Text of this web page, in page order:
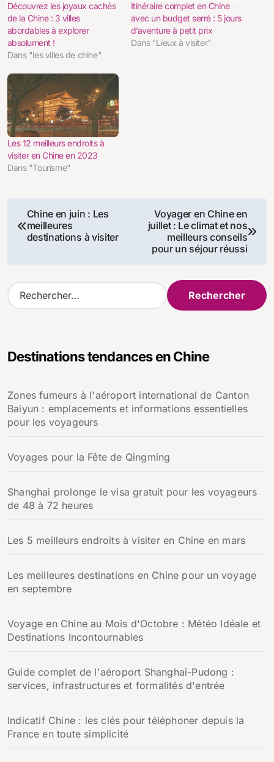
Découvrez les joyaux cachés
de la Chine : 3 villes
abordables à explorer
absolument !
Dans "les villes de chine"
Itinéraire complet en Chine
avec un budget serré : 5 jours
d’aventure à petit prix
Dans "Lieux à visiter"
Les 12 meilleurs endroits à
visiter en Chine en 2023
Dans "Tourisme"
Navigation
de
Chine en juin : Les
meilleures
destinations à visiter
Voyager en Chine en
juillet : Le climat et nos
meilleurs conseils
pour un séjour réussi
R
e
r
e
r
Destinations tendances en Chine
Zones fumeurs à l'aéroport international de Canton
Baiyun : emplacements et informations essentielles
pour les voyageurs
Voyages pour la Fête de Qingming
Shanghai prolonge le visa gratuit pour les voyageurs
de 48 à 72 heures
Les 5 meilleurs endroits à visiter en Chine en mars
Les meilleures destinations en Chine pour un voyage
en septembre
Voyage en Chine au Mois d'Octobre : Météo Idéale et
Destinations Incontournables
Guide complet de l'aéroport Shanghai-Pudong :
services, infrastructures et formalités d'entrée
Indicatif Chine : les clés pour téléphoner depuis la
France en toute simplicité